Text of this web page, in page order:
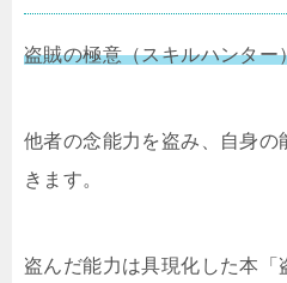
盗賊の極意（スキルハンター
他者の念能力を盗み、自身の
きます。
盗んだ能力は具現化した本「